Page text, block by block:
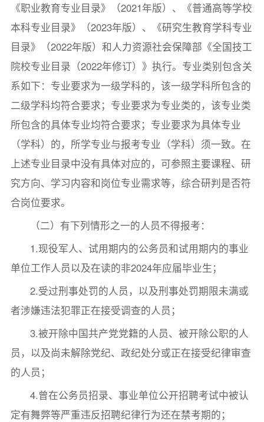
《职业教育专业目录》（2021年版）、《普通高等学校
本科专业目录》（2023年版）、《研究生教育学科专业
目录》（2022年版）和人力资源社会保障部《全国技工
院校专业目录（2022年修订）》执行。专业类别包含关
系如下：专业要求为一级学科的，该一级学科所包含的
二级学科均符合要求；专业要求为专业类的，该专业类
所包含的具体专业均符合要求；专业要求为具体专业
（学科）的，所学专业与报考专业（学科）须一致。在
上述专业目录中没有具体对应的，可参照主要课程、研
究方向、学习内容和岗位专业需求等，综合研判是否符
合岗位要求。
（二）有下列情形之一的人员不得报考：
1.现役军人、试用期内的公务员和试用期内的事业
单位工作人员以及在读的非2024年应届毕业生；
2.受过刑事处罚的人员，以及刑事处罚期限未满或
者涉嫌违法犯罪正在接受调查的人员；
3.被开除中国共产党党籍的人员、被开除公职的人
员，以及尚未解除党纪、政纪处分或正在接受纪律审查
的人员；
4.曾在公务员招录、事业单位公开招聘考试中被认
定有舞弊等严重违反招聘纪律行为还在禁考期的；